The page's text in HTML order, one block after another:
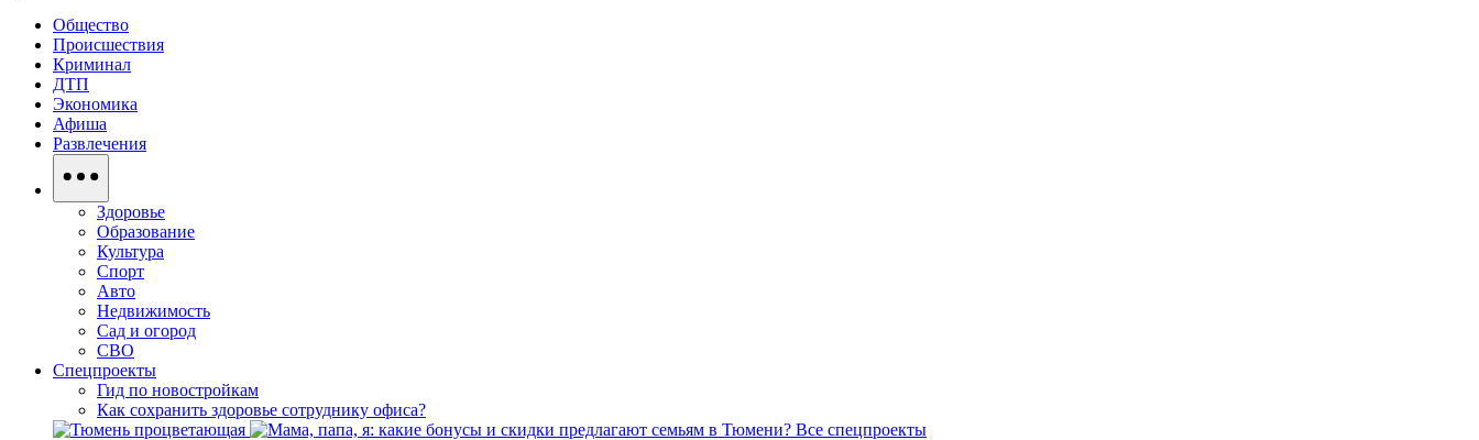
Общество
Происшествия
Криминал
ДТП
Экономика
Афиша
Развлечения
Здоровье
Образование
Культура
Спорт
Авто
Недвижимость
Сад и огород
СВО
Спецпроекты
Гид по новостройкам
Как сохранить здоровье сотруднику офиса?
Все спецпроекты